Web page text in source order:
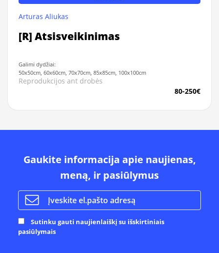
Arturas Aliukas
[R] Atsisveikinimas
Galimi dydžiai:
50x50cm, 60x60cm, 70x70cm, 85x85cm, 100x100cm
Reprodukcijos ant drobės
80-250€
Gaukite informacija apie naujienas,
meną, ir pasiūlymus
Sutinku gauti naujienlaiškį su išskirtiniais
pasiūlymais